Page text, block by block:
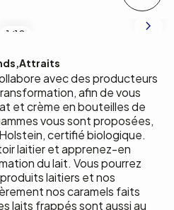
1 /10
Attraits
avec des producteurs
afin de vous
et crème en bouteilles de
vous sont proposées,
certifié biologique.
laitier et apprenez-en
du lait. Vous pourrez
laitiers et nos
nos caramels faits
laits frappés sont aussi au